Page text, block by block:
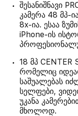
შესანიშნავი
კამერა 48 მპ-
8x-ია. ესაა
iPhone-ის
18 მპ CENTER
რომელიც
საშუალებას
სელფები,
უკანა
მხოლოდ.